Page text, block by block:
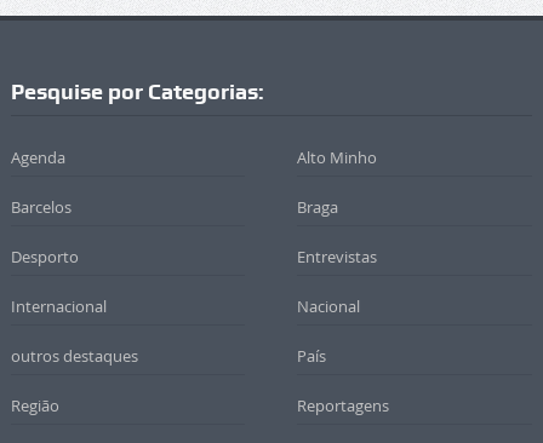
Pesquise por Categorias:
Agenda Alto Minho
Barcelos Braga
Desporto Entrevistas
Internacional Nacional
outros destaques País
Região Reportagens